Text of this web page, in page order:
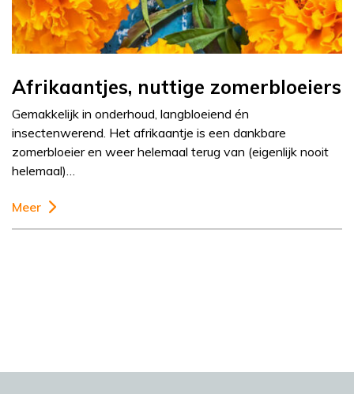
Afrikaantjes, nuttige zomerbloeiers
Gemakkelijk in onderhoud, langbloeiend én
insectenwerend. Het afrikaantje is een dankbare
zomerbloeier en weer helemaal terug van (eigenlijk nooit
helemaal)…
Meer